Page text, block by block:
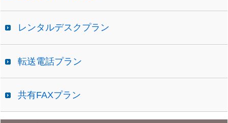
レンタルデスクプラン
転送電話プラン
共有FAXプラン